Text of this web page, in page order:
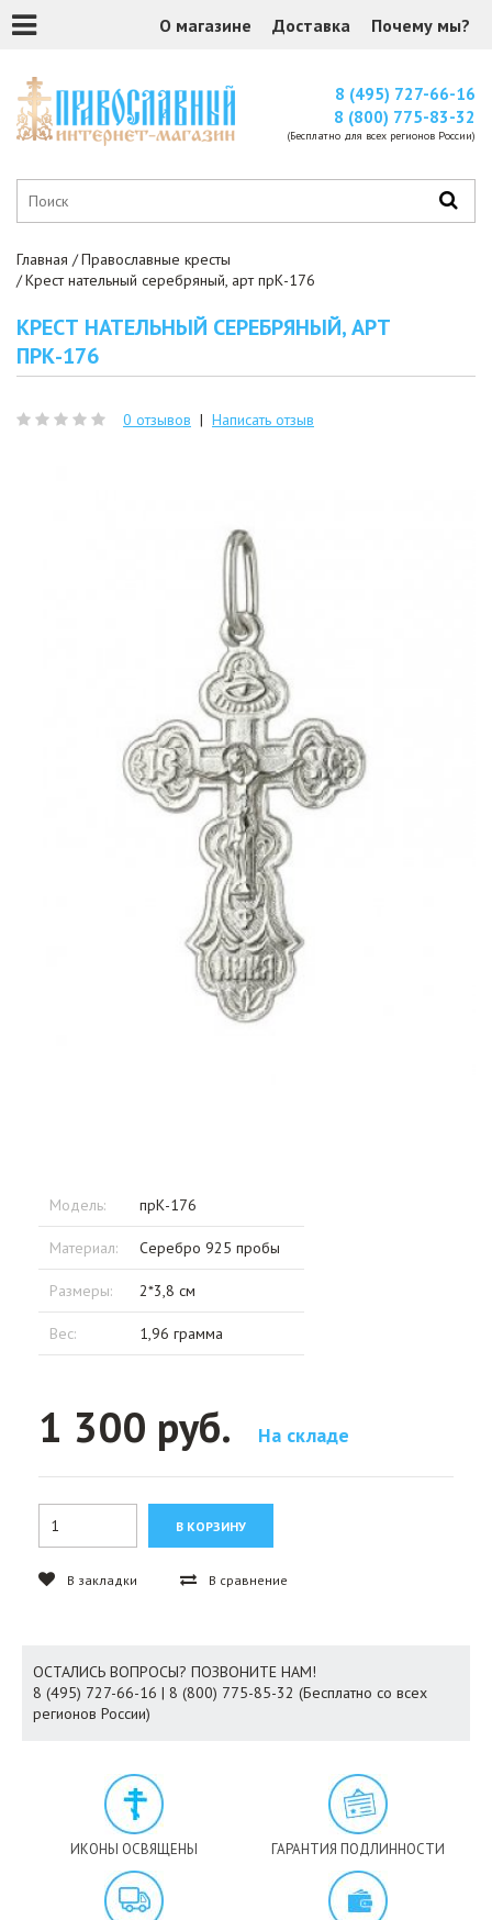
О магазине Доставка Почему мы?
8 (495) 727-66-16
8 (800) 775-83-32
(Бесплатно для всех регионов России)
Главная
Православные кресты
Крест нательный серебряный, арт прК-176
КРЕСТ НАТЕЛЬНЫЙ СЕРЕБРЯНЫЙ, АРТ
ПРК-176
0 отзывов | Написать отзыв
Модель: прК-176
Материал: Серебро 925 пробы
Размеры: 2*3,8 см
Вес: 1,96 грамма
1 300 руб. На складе
В закладки В сравнение
ОСТАЛИСЬ ВОПРОСЫ? ПОЗВОНИТЕ НАМ!
8 (495) 727-66-16 | 8 (800) 775-85-32 (Бесплатно со всех
регионов России)
ИКОНЫ ОСВЯЩЕНЫ ГАРАНТИЯ ПОДЛИННОСТИ